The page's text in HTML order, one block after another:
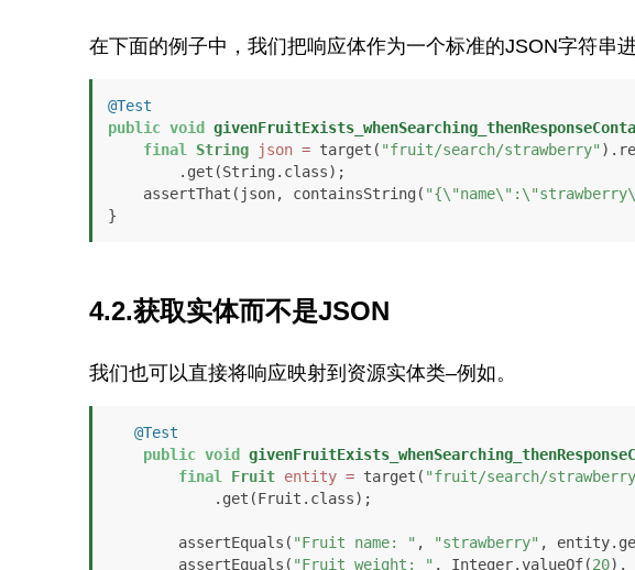
在下面的例子中，我们把响应体作为一个标准的JSON字符串进
@Test
public void
final
String json = target( "fruit/search/strawberry"
    assertThat(json, containsString(
}
4.2.获取实体而不是JSON
我们也可以直接将响应映射到资源实体类–例如。
@Test
public void
final Fruit entity = target( "fruit/search/
        assertEquals(
"Fruit name: " , "strawberry" ,
        assertEquals(
"Fruit weight: " , Integer.valueOf(20),